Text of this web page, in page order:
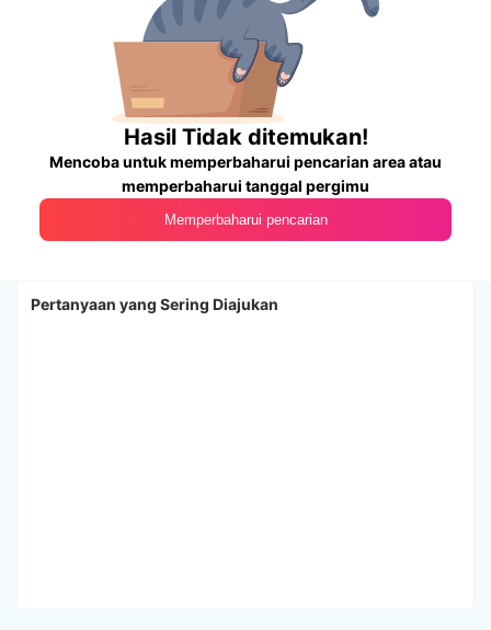
Hasil Tidak ditemukan!
Mencoba untuk memperbaharui pencarian area atau
memperbaharui tanggal pergimu
Memperbaharui pencarian
Pertanyaan yang Sering Diajukan